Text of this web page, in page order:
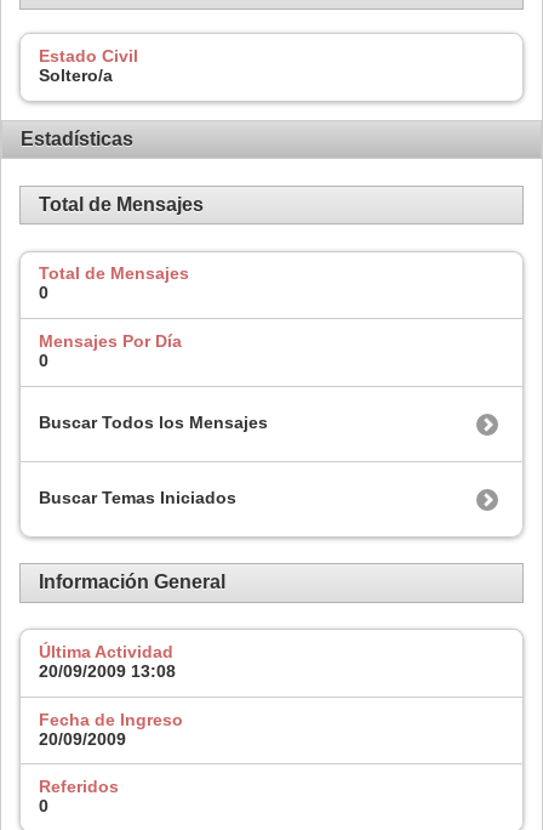
Estado Civil
Soltero/a
Estadísticas
Total de Mensajes
Total de Mensajes
0
Mensajes Por Día
0
Buscar Todos los Mensajes
Buscar Temas Iniciados
Información General
Última Actividad
20/09/2009 13:08
Fecha de Ingreso
20/09/2009
Referidos
0